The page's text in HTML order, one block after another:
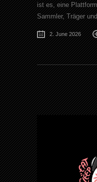
ist es, eine
Sammler, Träger
2. June 2026